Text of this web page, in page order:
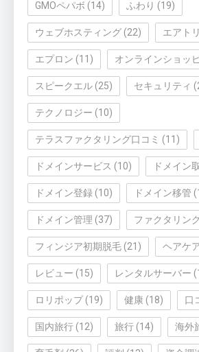
GMOペパボ (14) ふわり (19)
ウェブホスティング (22) エアトリ
エプロン (11) オンラインショッ
スピークエル (25) セキュリティ
テクノロジー (10)
テラスファクタリング口コミ (11)
ドメインサービス (10) ドメイン
ドメイン登録 (10) ドメイン移管
ドメイン管理 (37) ファクタリン
フィンジア初期脱毛 (21) ヘアケ
レビュー (15) レンタルサーバー
ロリポップ(19) 健康 (18) 口
国内旅行 (12) 旅行 (14) 海外